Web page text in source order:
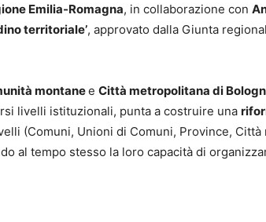
Emilia-Romagna, in collaborazione con
territoriale’, approvato dalla Giunta
montanee Città metropolitana di
livelli istituzionali, punta a costruire una
(Comuni, Unioni di Comuni, Province,
al tempo stesso la loro capacità di